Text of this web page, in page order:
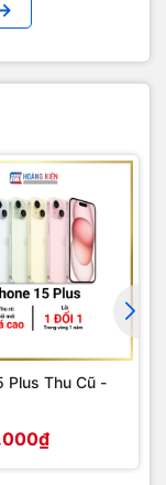
Plus Thu Cũ -